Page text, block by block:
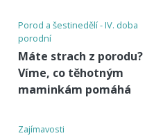
Porod a šestinedělí - IV. doba
porodní
Máte strach z porodu?
Víme, co těhotným
maminkám pomáhá
Zajímavosti